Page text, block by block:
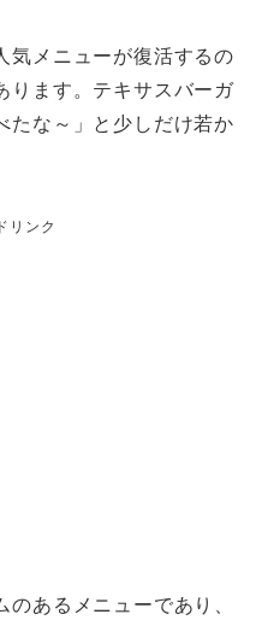
気メニューが復活するの
ります。テキサスバーガ
たな～」と少しだけ若か
リンク
あるメニューであり、